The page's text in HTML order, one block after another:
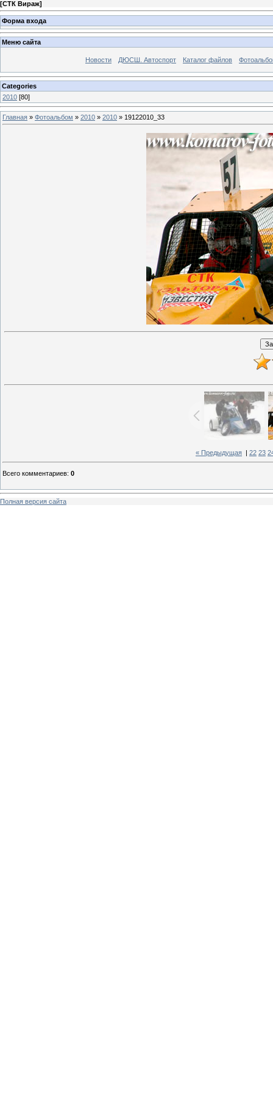
[СТК Вираж]
Форма входа
Меню сайта
Новости ДЮСШ. Автоспорт Каталог файлов
Categories
2010 [80]
Главная » Фотоальбом » 2010 » 2010 » 19122010_33
« Предыдущая 22 23
Всего комментариев: 0
Полная версия сайта